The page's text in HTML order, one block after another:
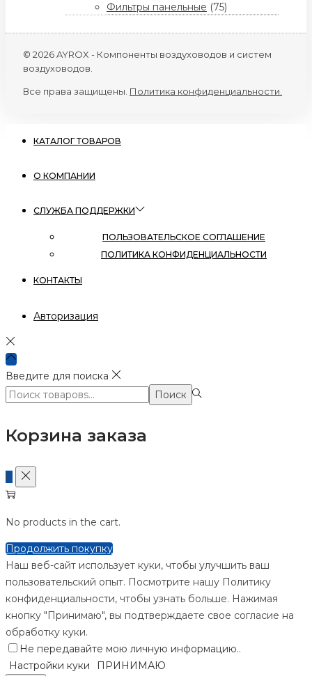
Фильтры панельные (75)
© 2026 AYROX - Компоненты воздуховодов и систем
воздуховодов.
Все права защищены. Политика конфиденциальности.
КАТАЛОГ ТОВАРОВ
О КОМПАНИИ
СЛУЖБА ПОДДЕРЖКИ
ПОЛЬЗОВАТЕЛЬСКОЕ СОГЛАШЕНИЕ
ПОЛИТИКА КОНФИДЕНЦИАЛЬНОСТИ
КОНТАКТЫ
Авторизация
Введите для поиска
Поиск:>
Поиск
Корзина заказа
0
No products in the cart.
Продолжить покупку
Наш веб-сайт использует куки, чтобы улучшить ваш
пользовательский опыт. Посмотрите нашу Политику
конфиденциальности, чтобы узнать больше. Нажимая
кнопку "Принимаю", вы подтверждаете свое согласие на
обработку куки.
Не передавайте мою личную информацию..
Настройки куки
ПРИНИМАЮ